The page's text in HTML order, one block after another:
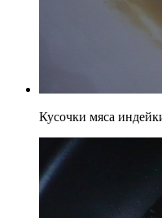
Кусочки мяса